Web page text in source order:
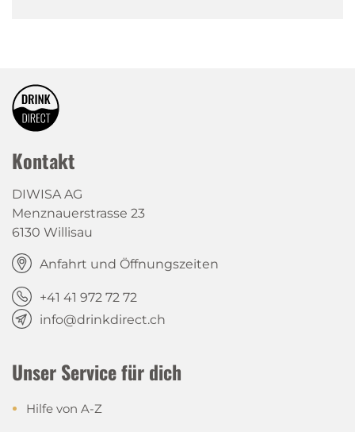
Kontakt
DIWISA AG
Menznauerstrasse 23
6130 Willisau
Anfahrt und Öffnungszeiten
+41 41 972 72 72
info@drinkdirect.ch
Unser Service für dich
Hilfe von A-Z